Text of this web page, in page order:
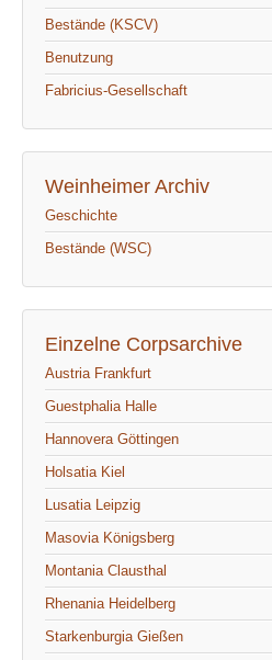
Bestände (KSCV)
Benutzung
Fabricius-Gesellschaft
Weinheimer Archiv
Geschichte
Bestände (WSC)
Einzelne Corpsarchive
Austria Frankfurt
Guestphalia Halle
Hannovera Göttingen
Holsatia Kiel
Lusatia Leipzig
Masovia Königsberg
Montania Clausthal
Rhenania Heidelberg
Starkenburgia Gießen